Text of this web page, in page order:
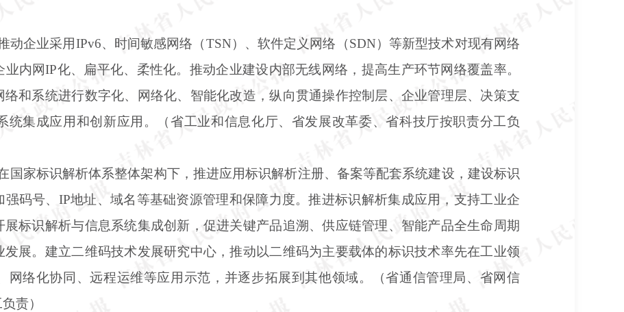
动企业采用IPv6、时间敏感网络（TSN）、软件定义网络（SDN）等新型技术对现有网络
内网IP化、扁平化、柔性化。推动企业建设内部无线网络，提高生产环节网络覆盖率。
和系统进行数字化、网络化、智能化改造，纵向贯通操作控制层、企业管理层、决策支
统集成应用和创新应用。（省工业和信息化厅、省发展改革委、省科技厅按职责分工负
国家标识解析体系整体架构下，推进应用标识解析注册、备案等配套系统建设，建设标识
码号、IP地址、域名等基础资源管理和保障力度。推进标识解析集成应用，支持工业企
标识解析与信息系统集成创新，促进关键产品追溯、供应链管理、智能产品全生命周期
展。建立二维码技术发展研究中心，推动以二维码为主要载体的标识技术率先在工业领
网络化协同、远程运维等应用示范，并逐步拓展到其他领域。（省通信管理局、省网信
责）